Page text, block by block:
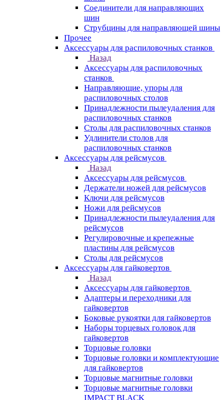
Соединители для направляющих
шин
Струбцины для направляющей шины
Прочее
Аксессуары для распиловочных станков
Назад
Аксессуары для распиловочных
станков
Направляющие, упоры для
распиловочных столов
Принадлежности пылеудаления для
распиловочных станков
Столы для распиловочных станков
Удлинители столов для
распиловочных станков
Аксессуары для рейсмусов
Назад
Аксессуары для рейсмусов
Держатели ножей для рейсмусов
Ключи для рейсмусов
Ножи для рейсмусов
Принадлежности пылеудаления для
рейсмусов
Регулировочные и крепежные
пластины для рейсмусов
Столы для рейсмусов
Аксессуары для гайковертов
Назад
Аксессуары для гайковертов
Адаптеры и переходники для
гайковертов
Боковые рукоятки для гайковертов
Наборы торцевых головок для
гайковертов
Торцовые головки
Торцовые головки и комплектующие
для гайковертов
Торцовые магнитные головки
Торцовые магнитные головки
IMPACT BLACK